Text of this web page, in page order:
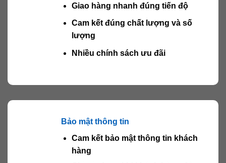
Giao hàng nhanh đúng tiến độ
Cam kết đúng chất lượng và số
lượng
Nhiều chính sách ưu đãi
Bảo mật thông tin
Cam kết bảo mật thông tin khách
hàng